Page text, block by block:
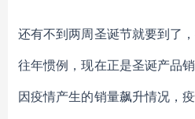
还有不到两周圣诞节就要到了
往年惯例，现在正是圣诞产品
因疫情产生的销量飙升情况，